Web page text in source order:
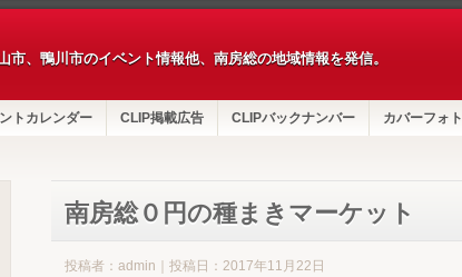
市、鴨川市のイベント情報他、南房総の地域情報を発信。
トカレンダー CLIP掲載広告 CLIPバックナンバー カバーフォト
南房総０円の種まきマーケット
投稿者：admin｜投稿日：2017年11月22日